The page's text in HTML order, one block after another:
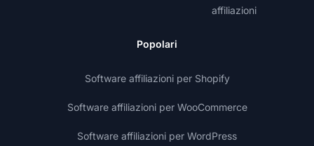
affiliazioni
Popolari
Software affiliazioni per Shopify
Software affiliazioni per WooCommerce
Software affiliazioni per WordPress